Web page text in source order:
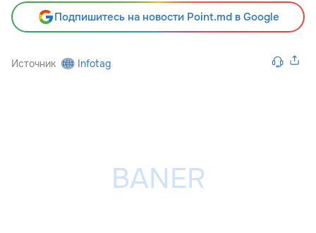
Подпишитесь на новости Point.md в Google
Источник Infotag